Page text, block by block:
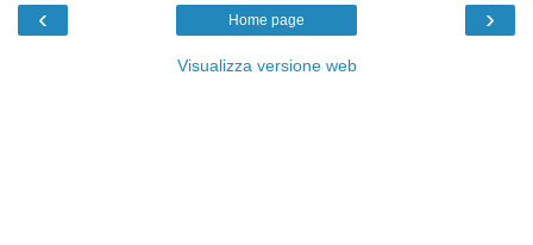
‹ ›
Home page
Visualizza versione web